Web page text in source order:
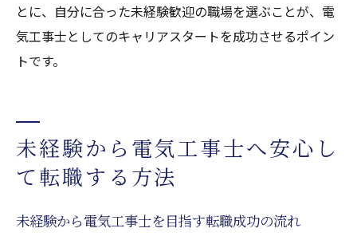
とに、自分に合った未経験歓迎の職場を選ぶことが、電
気工事士としてのキャリアスタートを成功させるポイン
トです。
未経験から電気工事士へ安心し
て転職する方法
未経験から電気工事士を目指す転職成功の流れ